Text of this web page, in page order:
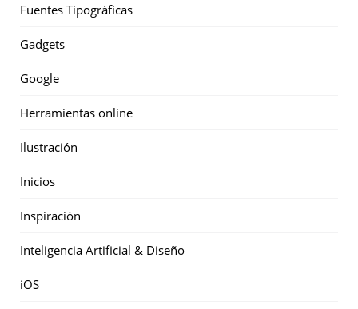
Fuentes Tipográficas
Gadgets
Google
Herramientas online
Ilustración
Inicios
Inspiración
Inteligencia Artificial & Diseño
iOS